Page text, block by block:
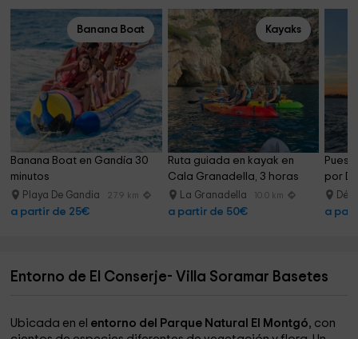
Banana Boat
Banana Boat en Gandía 30
minutos
Playa De Gandia 27.9 km
a partir de 25€
Kayaks
Ruta guiada en kayak en
Cala Granadella, 3 horas
La Granadella 10.0 km
a partir de 50€
por
a
Entorno de El Conserje- Villa Soramar Basetes
Ubicada en el entorno del Parque Natural El Montgó, con